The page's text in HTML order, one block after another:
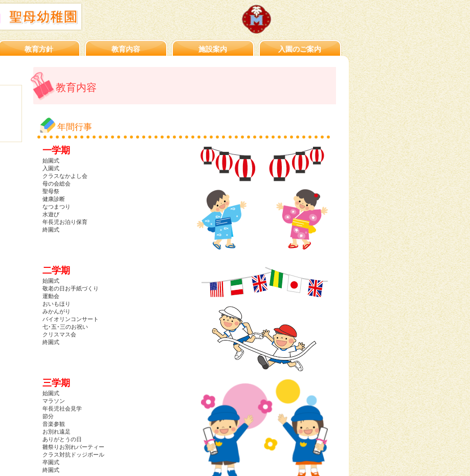
教育内容
年間行事
一学期
始園式
入園式
クラスなかよし会
母の会総会
聖母祭
健康診断
なつまつり
水遊び
年長児お泊り保育
終園式
二学期
始園式
敬老の日お手紙づくり
運動会
おいもほり
みかんがり
バイオリンコンサート
七･五･三のお祝い
クリスマス会
終園式
三学期
始園式
マラソン
年長児社会見学
節分
音楽参観
お別れ遠足
ありがとうの日
雛祭りお別れパーティー
クラス対抗ドッジボール
卒園式
終園式
教育方針 教育内容 施設案内 入園のご案内